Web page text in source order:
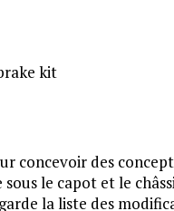
kit
concevoir des
le capot et le
la liste des